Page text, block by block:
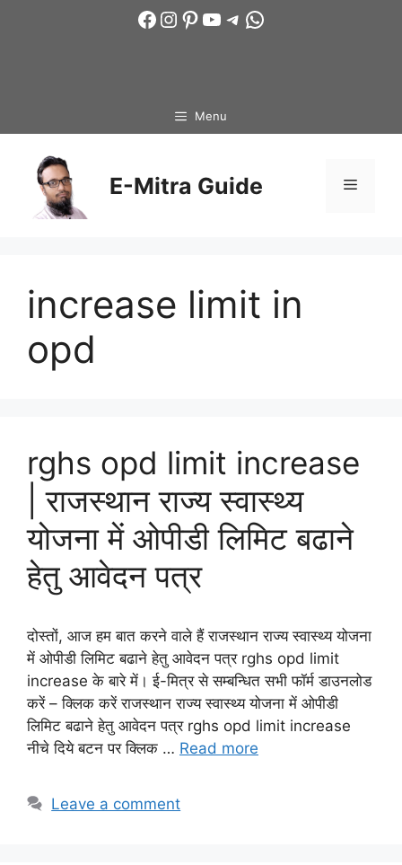
Facebook
Instagram
Pinterest
YouTube
Telegram
WhatsApp
Menu
E-Mitra Guide Menu
increase limit in
opd
rghs opd limit increase
| राजस्थान राज्य स्वास्थ्य
योजना में ओपीडी लिमिट बढाने
हेतु आवेदन पत्र
दोस्तों, आज हम बात करने वाले हैं राजस्थान राज्य स्वास्थ्य योजना
में ओपीडी लिमिट बढाने हेतु आवेदन पत्र rghs opd limit
increase के बारे में। ई-मित्र से सम्बन्धित सभी फॉर्म डाउनलोड
करें – क्लिक करें राजस्थान राज्य स्वास्थ्य योजना में ओपीडी
लिमिट बढाने हेतु आवेदन पत्र rghs opd limit increase
नीचे दिये बटन पर क्लिक … Read more
Leave a comment